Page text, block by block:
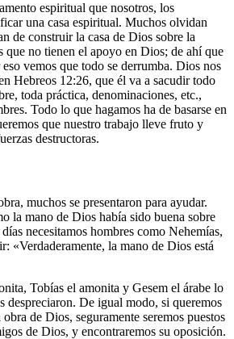
espiritual que nosotros, los
una casa espiritual. Muchos olvidan
de construir la casa de Dios sobre la
que no tienen el apoyo en Dios; de ahí que
vemos que todo se derrumba. Dios nos
Hebreos 12:26, que él va a sacudir todo
toda práctica, denominaciones, etc.,
Todo lo que hagamos ha de basarse en
que nuestro trabajo lleve fruto y
destructoras.
muchos se presentaron para ayudar.
la mano de Dios había sido buena sobre
necesitamos hombres como Nehemías,
«Verdaderamente, la mano de Dios está
Tobías el amonita y Gesem el árabe lo
despreciaron. De igual modo, si queremos
de Dios, seguramente seremos puestos
de Dios, y encontraremos su oposición.